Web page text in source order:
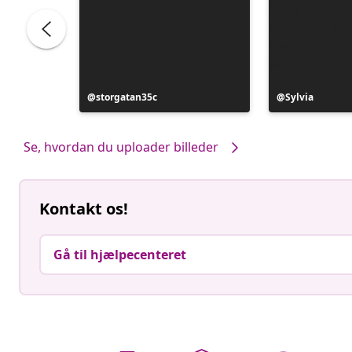
Opslag
offentliggjort
storgatan35c
Opslag
offentliggjort
Sylvia
Se, hvordan du uploader billeder
Kontakt os!
Gå til hjælpecenteret